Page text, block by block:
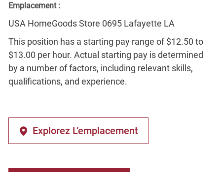
Emplacement :
USA HomeGoods Store 0695 Lafayette LA
This position has a starting pay range of $12.50 to
$13.00 per hour. Actual starting pay is determined
by a number of factors, including relevant skills,
qualifications, and experience.
Explorez L’emplacement